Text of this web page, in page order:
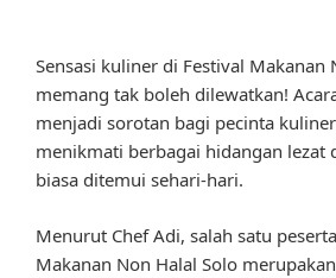
Sensasi kuliner di Festival Makanan
memang tak boleh dilewatkan!
menjadi sorotan bagi pecinta
menikmati berbagai hidangan lezat
biasa ditemui sehari-hari.
Menurut Chef Adi, salah satu
Makanan Non Halal Solo